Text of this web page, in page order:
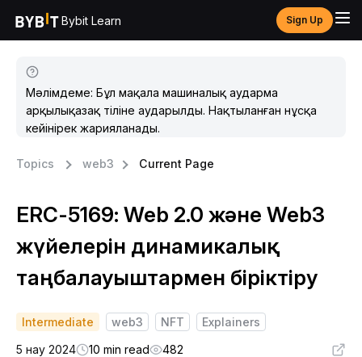
Bybit Learn Sign Up
Мәлімдеме: Бұл мақала машиналық аударма
арқылықазақ тіліне аударылды. Нақтыланған нұсқа
кейінірек жарияланады.
Topics web3 Current Page
ERC-5169: Web 2.0 және Web3
жүйелерін динамикалық
таңбалауыштармен біріктіру
Intermediate web3 NFT
Explainers
5 нау 2024
10 min read 482